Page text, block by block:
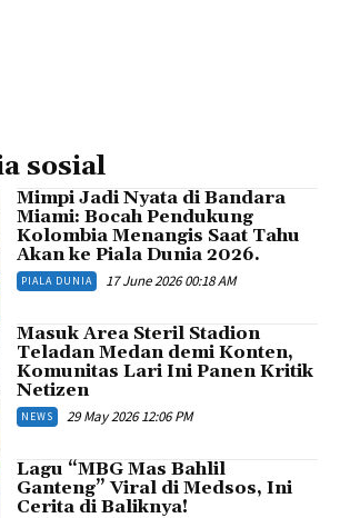
sosial
Mimpi Jadi Nyata di Bandara
Miami: Bocah Pendukung
Kolombia Menangis Saat Tahu
Akan ke Piala Dunia 2026.
PIALA DUNIA 17 June 2026 00:18 AM
Masuk Area Steril Stadion
Teladan Medan demi Konten,
Komunitas Lari Ini Panen Kritik
Netizen
NEWS 29 May 2026 12:06 PM
Lagu “MBG Mas Bahlil
Ganteng” Viral di Medsos, Ini
Cerita di Baliknya!